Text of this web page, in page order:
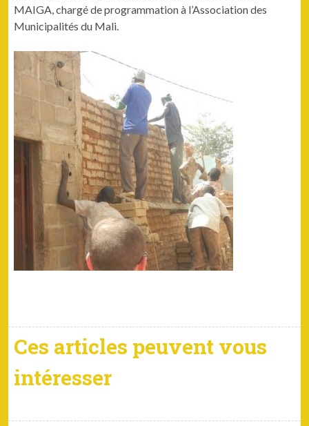
MAIGA, chargé de pro­gram­ma­tion à l’Association des
Munic­i­pal­ités du Mali.
Ces articles peuvent vous
intéresser